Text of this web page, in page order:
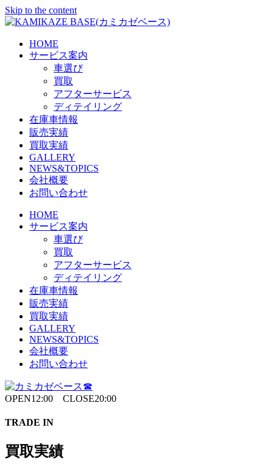
Skip to the content
HOME
サービス案内
車選び
買取
アフターサービス
ディテイリング
在庫車情報
販売実績
買取実績
GALLERY
NEWS&TOPICS
会社概要
お問い合わせ
HOME
サービス案内
車選び
買取
アフターサービス
ディテイリング
在庫車情報
販売実績
買取実績
GALLERY
NEWS&TOPICS
会社概要
お問い合わせ
OPEN12:00 CLOSE20:00
TRADE IN
買取実績